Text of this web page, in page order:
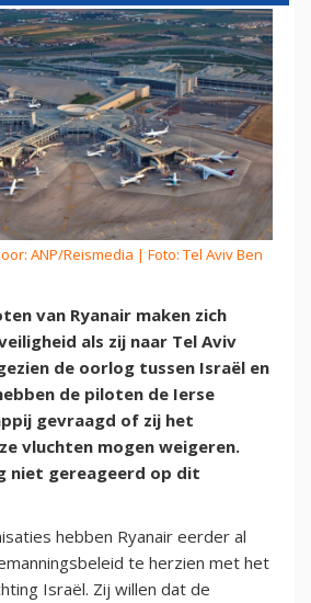
ANP/Reismedia | Foto: Tel Aviv Ben
van Ryanair maken zich
als zij naar Tel Aviv
de oorlog tussen Israël en
de piloten de Ierse
gevraagd of zij het
vluchten mogen weigeren.
niet gereageerd op dit
hebben Ryanair eerder al
te herzien met het
Israël. Zij willen dat de